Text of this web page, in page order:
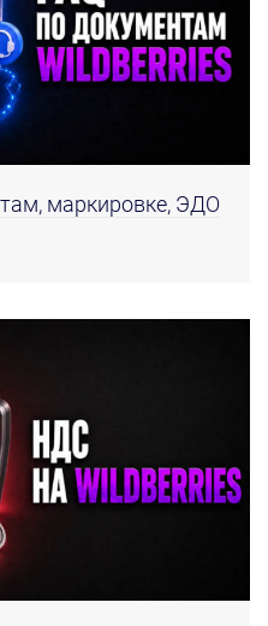
маркировке, ЭДО